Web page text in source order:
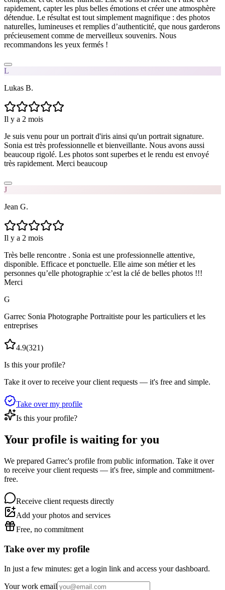
rapidement, capter les plus belles émotions et créer une atmosphère
détendue. Le résultat est tout simplement magnifique : des photos
naturelles, lumineuses et remplies d’authenticité, que nous garderons
précieusement comme de merveilleux souvenirs. Nous
recommandons les yeux fermés !
L
Lukas B.
Il y a 2 mois
Je suis venu pour un portrait d'iris ainsi qu'un portrait signature.
Sonia est très professionnelle et bienveillante. Nous avons aussi
beaucoup rigolé. Les photos sont superbes et le rendu est envoyé
très rapidement. Merci beaucoup
J
Jean G.
Il y a 2 mois
Très belle rencontre . Sonia est une professionnelle attentive,
disponible. Efficace et ponctuelle. Elle aime son métier et les
personnes qu’elle photographie :c’est la clé de belles photos !!!
Merci
G
Garrec Sonia Photographe Portraitiste pour les particuliers et les
entreprises
4.9(321)
Is this your profile?
Take it over to receive your client requests — it's free and simple.
Take over my profile
Is this your profile?
Your profile is waiting for you
We prepared Garrec's profile from public information. Take it over
to receive your client requests — it's free, simple and commitment-
free.
Receive client requests directly
Add your photos and services
Free, no commitment
Take over my profile
In just a few minutes: get a login link and access your dashboard.
Your work email